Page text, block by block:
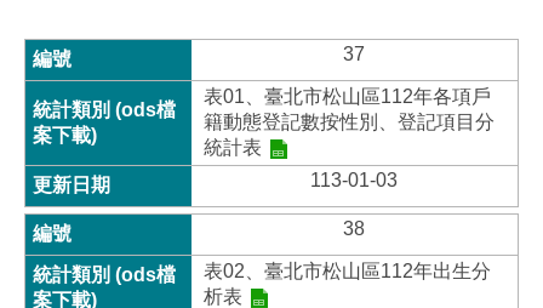
37
表01、臺北市松山區112年各項戶
籍動態登記數按性別、登記項目分
統計表
113-01-03
38
表02、臺北市松山區112年出生分
析表